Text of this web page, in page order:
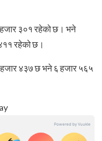
३०१ रहेको छ। भने
रहेको छ।
४३७ छ भने ६ हजार ५६५